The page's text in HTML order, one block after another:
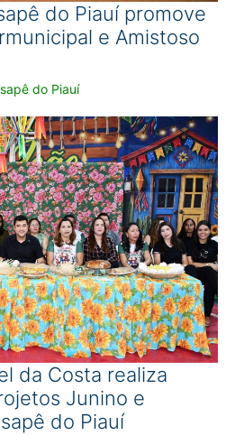
do Piauí promove
e Amistoso
do Piauí
da Costa realiza
Junino e
do Piauí